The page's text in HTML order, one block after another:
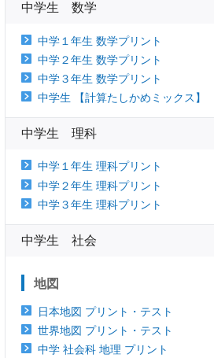
中学生 数学
中学１年生 数学プリント
中学２年生 数学プリント
中学３年生 数学プリント
中学生 【計算たしかめミックス】
中学生 理科
中学１年生 理科プリント
中学２年生 理科プリント
中学３年生 理科プリント
中学生 社会
地図
日本地図 プリント・テスト
世界地図 プリント・テスト
中学 社会科 地理 プリント